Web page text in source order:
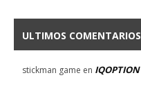
ULTIMOS COMENTARIOS
stickman game en IQOPTION